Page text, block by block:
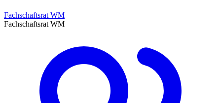
Fachschaftsrat WM
Fachschaftsrat WM